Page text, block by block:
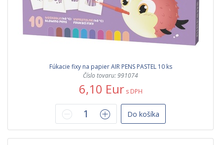
Fúkacie fixy na papier AIR PENS PASTEL 10 ks
Číslo tovaru: 991074
6,10 Eur s DPH
Do košíka